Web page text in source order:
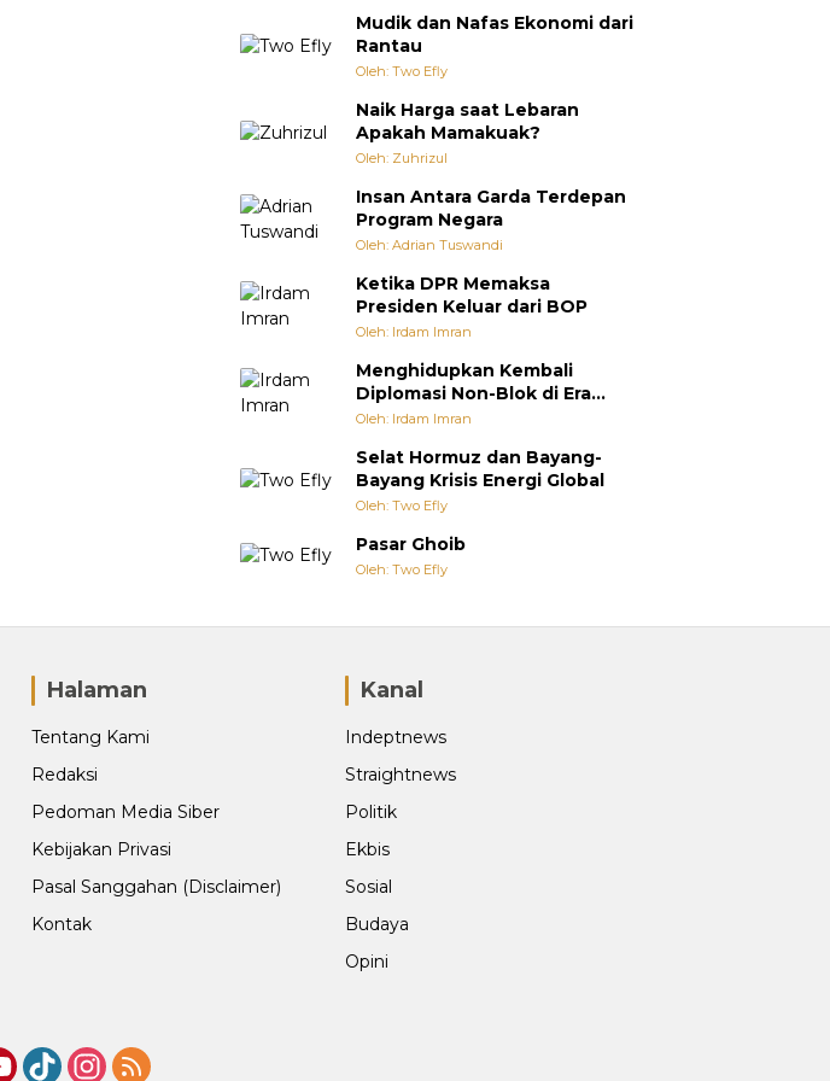
Mudik dan Nafas Ekonomi dari
Rantau
Oleh: Two Efly
Naik Harga saat Lebaran
Apakah Mamakuak?
Oleh: Zuhrizul
Insan Antara Garda Terdepan
Program Negara
Oleh: Adrian Tuswandi
Ketika DPR Memaksa
Presiden Keluar dari BOP
Oleh: Irdam Imran
Menghidupkan Kembali
Diplomasi Non-Blok di Era
Multipolar
Oleh: Irdam Imran
Selat Hormuz dan Bayang-
Bayang Krisis Energi Global
Oleh: Two Efly
Pasar Ghoib
Oleh: Two Efly
Halaman
Tentang Kami
Redaksi
Pedoman Media Siber
Kebijakan Privasi
Pasal Sanggahan (Disclaimer)
Kontak
Kanal
Indeptnews
Straightnews
Politik
Ekbis
Sosial
Budaya
Opini